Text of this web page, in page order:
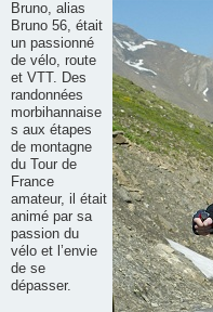
Bruno, alias
Bruno 56, était
un passionné
de vélo, route
et VTT. Des
randonnées
morbihannaise
s aux étapes
de montagne
du Tour de
France
amateur, il était
animé par sa
passion du
vélo et l’envie
de se
dépasser.